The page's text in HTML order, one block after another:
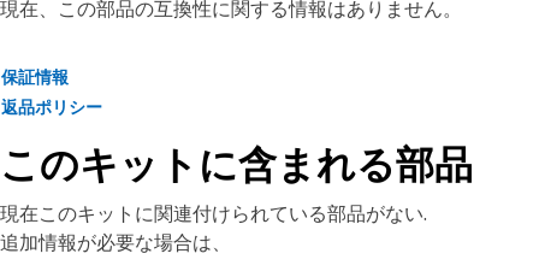
現在、この部品の互換性に関する情報はありません。
保証情報
返品ポリシー
このキットに含まれる部品
現在このキットに関連付けられている部品がない.
追加情報が必要な場合は、